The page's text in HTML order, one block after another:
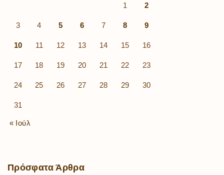
1 2
3 4 5 6 7 8 9
10 11 12 13 14 15 16
17 18 19 20 21 22 23
24 25 26 27 28 29 30
31
« Ιούλ
Πρόσφατα Άρθρα